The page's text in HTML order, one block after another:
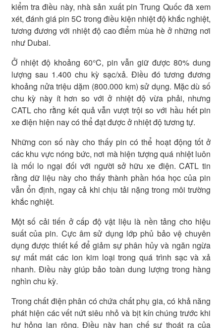
kiểm tra điều này, nhà sản xuất pin Trung Quốc đã xem
xét, đánh giá pin 5C trong điều kiện nhiệt độ khắc nghiệt,
tương đương với nhiệt độ cao điểm mùa hè ở những nơi
như Dubai.
Ở nhiệt độ khoảng 60°C, pin vẫn giữ được 80% dung
lượng sau 1.400 chu kỳ sạc/xả. Điều đó tương đương
khoảng nửa triệu dặm (800.000 km) sử dụng. Mặc dù số
chu kỳ này ít hơn so với ở nhiệt độ vừa phải, nhưng
CATL cho rằng kết quả vẫn vượt trội so với hầu hết pin
xe điện hiện nay có thể đạt được ở nhiệt độ tương tự.
Những con số này cho thấy pin có thể hoạt động tốt ở
các khu vực nóng bức, nơi mà hiện tượng quá nhiệt luôn
là mối lo ngại đối với người sở hữu xe điện. CATL tin
rằng dữ liệu này cho thấy thành phần hóa học của pin
vẫn ổn định, ngay cả khi chịu tải nặng trong môi trường
khắc nghiệt.
Một số cải tiến ở cấp độ vật liệu là nền tảng cho hiệu
suất của pin. Cực âm sử dụng lớp phủ bảo vệ chuyên
dụng được thiết kế để giảm sự phân hủy và ngăn ngừa
sự mất mát các ion kim loại trong quá trình sạc và xả
nhanh. Điều này giúp bảo toàn dung lượng trong hàng
nghìn chu kỳ.
Trong chất điện phân có chứa chất phụ gia, có khả năng
phát hiện các vết nứt siêu nhỏ và bịt kín chúng trước khi
hư hỏng lan rộng. Điều này hạn chế sự thoát ra của